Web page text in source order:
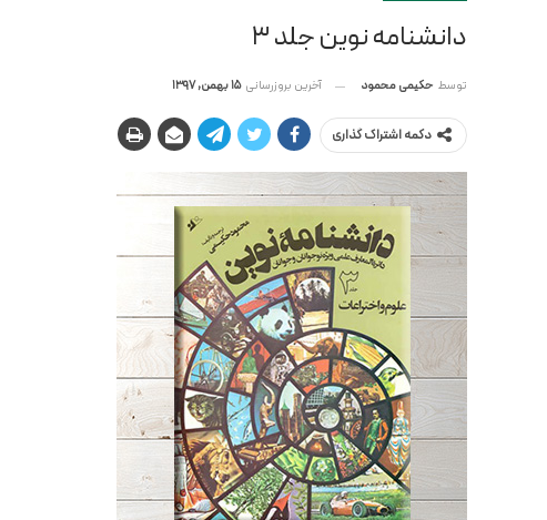
دانشنامه نوین جلد ۳
توسط حکیمی محمود آخرین بروزرسانی 15 بهمن, 1397
دکمه اشتراک گذاری